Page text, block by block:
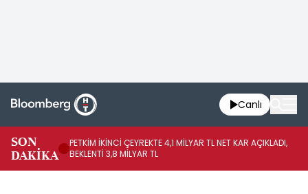
Canlı
SON
DAKİKA
PETKİM İKİNCİ ÇEYREKTE 4,1 MİLYAR TL NET KAR AÇIKLADI,
BEKLENTİ 3,8 MİLYAR TL